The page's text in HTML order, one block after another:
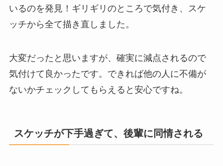
いるのを発見！ギリギリのところで気付き、スケ
ッチから全て描き直しました。
大変だったと思いますが、確実に減点されるので
気付けて良かったです。できれば他の人に不備が
ないかチェックしてもらえると安心ですね。
スケッチが下手過ぎて、後輩に同情される